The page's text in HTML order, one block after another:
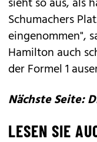
Schumachers
eingenommen",
Hamilton auch
der Formel 1
Nächste Seite:
LESEN SIE